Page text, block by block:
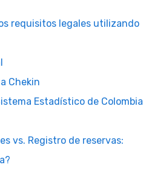
requisitos legales utilizando
Chekin
Estadístico de Colombia
vs. Registro de reservas: